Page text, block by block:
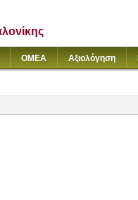
ΟΜΕΑ Αξιολόγηση